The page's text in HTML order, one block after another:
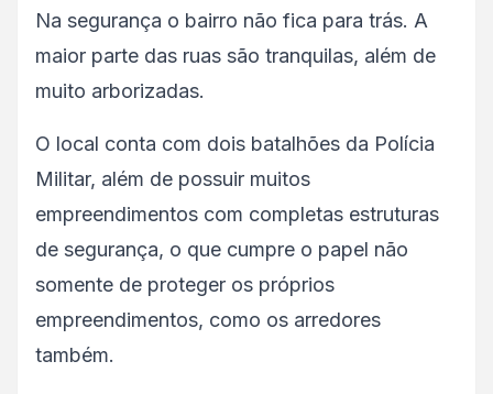
Na segurança o bairro não fica para trás. A
maior parte das ruas são tranquilas, além de
muito arborizadas.
O local conta com dois batalhões da Polícia
Militar, além de possuir muitos
empreendimentos com completas estruturas
de segurança, o que cumpre o papel não
somente de proteger os próprios
empreendimentos, como os arredores
também.